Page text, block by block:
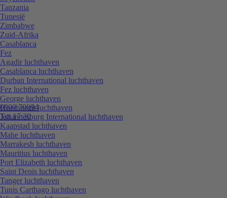
0800 70094
Tot 17:30
Tanzania
Tunesië
Zimbabwe
Zuid-Afrika
Casablanca
Fez
Agadir luchthaven
Casablanca luchthaven
Durban International luchthaven
Fez luchthaven
George luchthaven
Hoedspruit luchthaven
Johannesburg International luchthaven
Kaapstad luchthaven
Mahe luchthaven
Marrakesh luchthaven
Mauritius luchthaven
Port Elizabeth luchthaven
Saint Denis luchthaven
Tanger luchthaven
Tunis Carthago luchthaven